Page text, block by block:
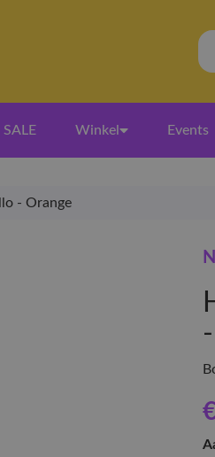
SALE Winkel Events
- Orange